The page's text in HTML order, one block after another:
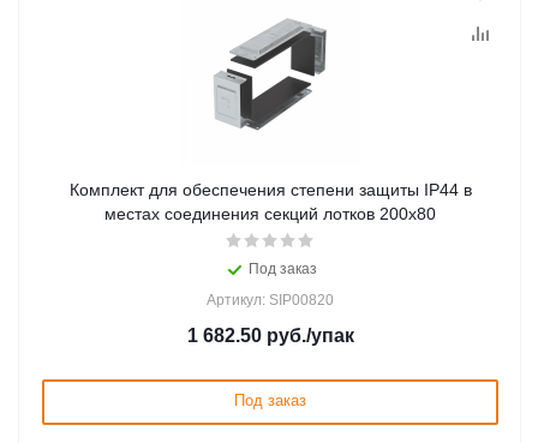
Комплект для обеспечения степени защиты IP44 в
местах соединения секций лотков 200х80
Под заказ
Артикул: SIP00820
1 682.50руб./упак
Под заказ